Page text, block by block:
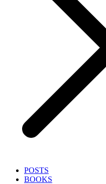
POSTS
BOOKS